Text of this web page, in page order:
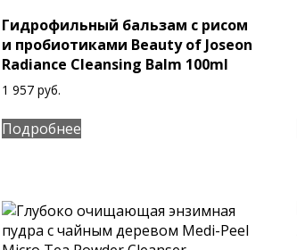
Гидрофильный бальзам с рисом
и пробиотиками Beauty of Joseon
Radiance Cleansing Balm 100ml
1 957 руб.
Подробнее